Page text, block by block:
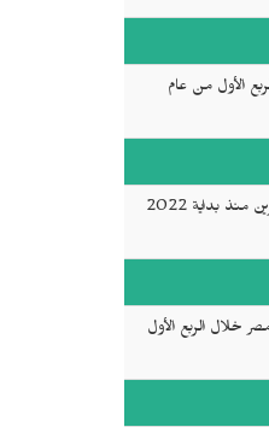
الأول من عام
منذ بداية 2022
خلال الربع الأول